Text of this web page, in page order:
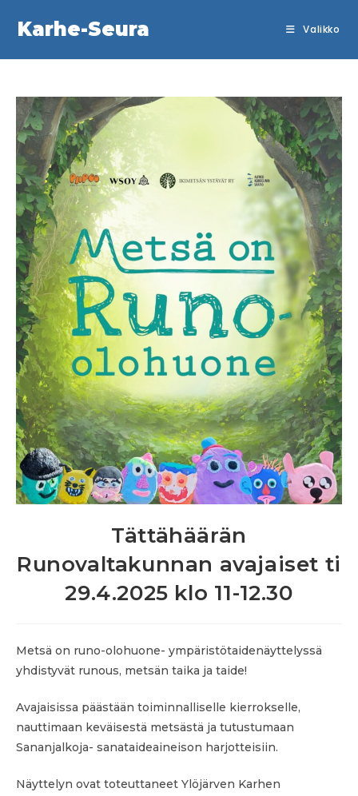
suoraan
Karhe-Seura Valikko
Tättähäärän
Runovaltakunnan avajaiset ti
29.4.2025 klo 11-12.30
Metsä on runo-olohuone- ympäristötaidenäyttelyssä
yhdistyvät runous, metsän taika ja taide!
Avajaisissa päästään toiminnalliselle kierrokselle,
nauttimaan keväisestä metsästä ja tutustumaan
Sananjalkoja- sanataideaineison harjotteisiin.
Näyttelyn ovat toteuttaneet Ylöjärven Karhen